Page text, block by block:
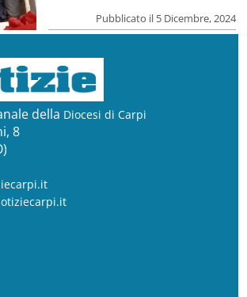
Pubblicato il 5 Dicembre, 2024
della Diocesi di Carpi
8